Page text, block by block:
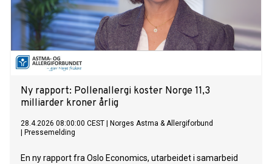
Ny rapport: Pollenallergi koster Norge 11,3
milliarder kroner årlig
28.4.2026 08:00:00 CEST
Norges Astma & Allergiforbund
Pressemelding
En ny rapport fra Oslo Economics, utarbeidet i samarbeid